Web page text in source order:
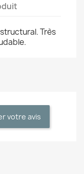
Très
votre avis